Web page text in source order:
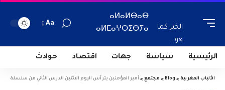
الخبر كما
هو...
ⴰⵍⴰⵍⴱⴰⴱ
ⴰⵍⵎⴰⵖⵔⵉⴱⵢⴰ
Aa
الرئيسية سياسة جهات اقتصاد حوادث
الألباب المغربية >
Blog
> مجتمع > أمير المؤمنين يترأس اليوم الاثنين الدرس الثاني من سلسلة